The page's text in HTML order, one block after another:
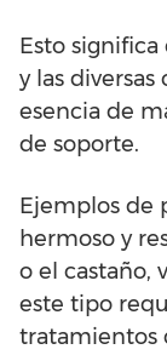
Esto
y las
esencia de
de soporte.
Ejemplos de
hermoso y
o el castaño,
este tipo
tratamientos